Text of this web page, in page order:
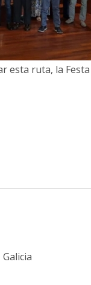
esta ruta, la